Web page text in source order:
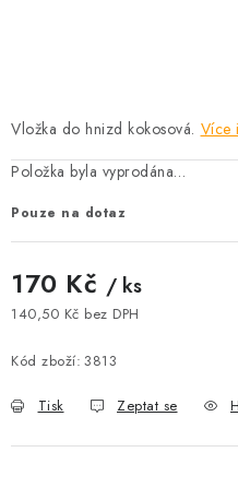
Slevy Naše prodejna
Detail objednávky
Podmínky ochrany osobních
Vložka do hnizd kokosová. Více
Položka byla vyprodána…
Pouze na dotaz
170 Kč / ks
140,50 Kč bez DPH
Kód zboží: 3813
Tisk Zeptat se